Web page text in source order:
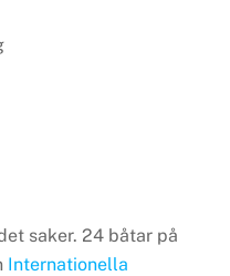
saker. 24 båtar på
Internationella